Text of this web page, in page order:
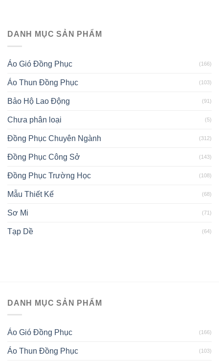
DANH MỤC SẢN PHẨM
Áo Gió Đồng Phục (166)
Áo Thun Đồng Phục (103)
Bảo Hộ Lao Động (91)
Chưa phân loại (5)
Đồng Phục Chuyên Ngành (312)
Đồng Phục Công Sở (143)
Đồng Phục Trường Học (108)
Mẫu Thiết Kế (68)
Sơ Mi (71)
Tạp Dề (64)
DANH MỤC SẢN PHẨM
Áo Gió Đồng Phục (166)
Áo Thun Đồng Phục (103)